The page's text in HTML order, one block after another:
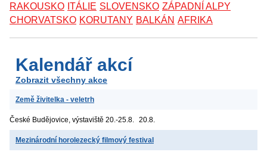
RAKOUSKO ITÁLIE SLOVENSKO ZÁPADNÍ ALPY
CHORVATSKO KORUTANY BALKÁN AFRIKA
Kalendář akcí
Zobrazit všechny akce
Země živitelka - veletrh
České Budějovice, výstaviště 20.-25.8. 20.8.
Mezinárodní horolezecký filmový festival